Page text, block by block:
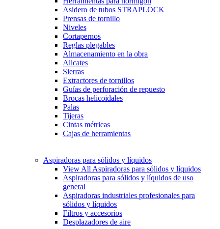
Asidero de tubos STRAPLOCK
Prensas de tornillo
Niveles
Cortapernos
Reglas plegables
Almacenamiento en la obra
Alicates
Sierras
Extractores de tornillos
Guías de perforación de repuesto
Brocas helicoidales
Palas
Tijeras
Cintas métricas
Cajas de herramientas
Aspiradoras para sólidos y líquidos
View All Aspiradoras para sólidos y líquidos
Aspiradoras para sólidos y líquidos de uso
general
Aspiradoras industriales profesionales para
sólidos y líquidos
Filtros y accesorios
Desplazadores de aire